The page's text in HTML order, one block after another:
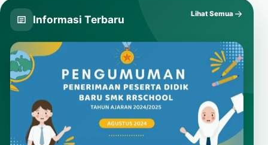
Informasi Terbaru Lihat Semua